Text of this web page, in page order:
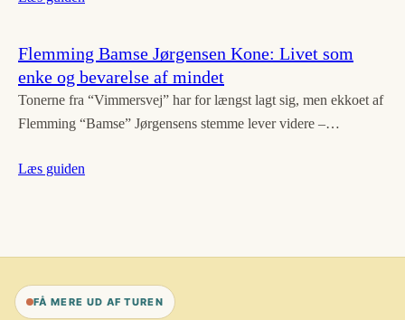
Flemming Bamse Jørgensen Kone: Livet som
enke og bevarelse af mindet
Tonerne fra “Vimmersvej” har for længst lagt sig, men ekkoet af
Flemming “Bamse” Jørgensens stemme lever videre –…
Læs guiden
FÅ MERE UD AF TUREN